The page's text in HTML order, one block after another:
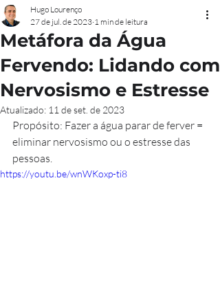
Metáfora da Água
Fervendo: Lidando com
Nervosismo e Estresse
Hugo Lourenço
27 de jul. de 2023 1 min de leitura
Atualizado: 11 de set. de 2023
Propósito: Fazer a água parar de ferver =
eliminar nervosismo ou o estresse das
pessoas.
https://youtu.be/wnWKoxp-ti8